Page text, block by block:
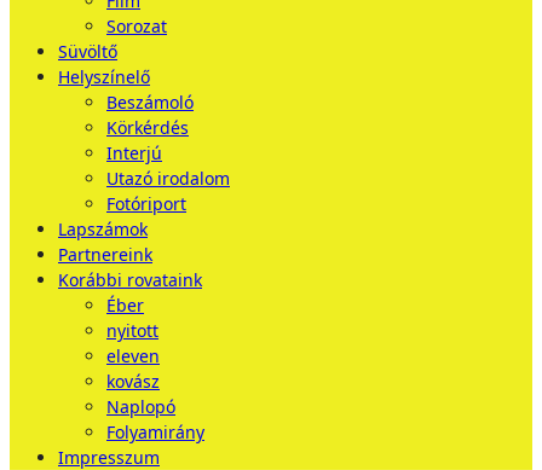
Sorozat
Süvöltő
Helyszínelő
Beszámoló
Körkérdés
Interjú
Utazó irodalom
Fotóriport
Lapszámok
Partnereink
Korábbi rovataink
Éber
nyitott
eleven
kovász
Naplopó
Folyamirány
Impresszum